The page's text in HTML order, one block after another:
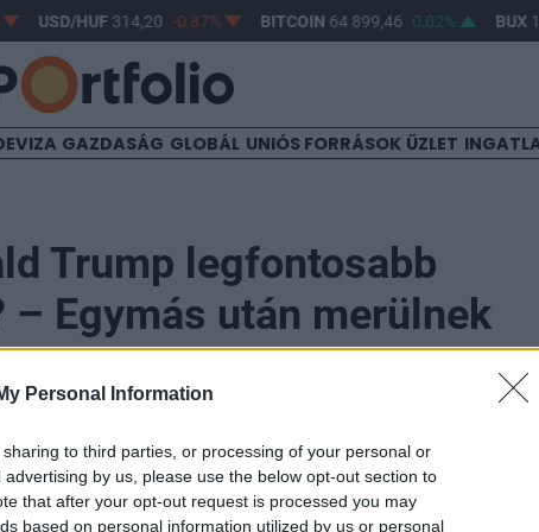
Personal Information
to third parties, or processing of your personal or
by us, please use the below opt-out section to
that after your opt-out request is processed you may
based on personal information utilized by us or personal
USD/HUF314,20 -0,87% BITCOIN64 899,46 0,02% BUX
GAZDASÁG GLOBÁL UNIÓS FORRÁSOK ÜZLET
Trump legfontosabb
– Egymás után merülnek
bökkenők
Trump amerikai elnök szigorú bevándorlási